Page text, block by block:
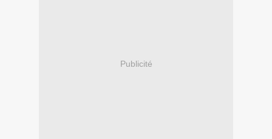
Publicité